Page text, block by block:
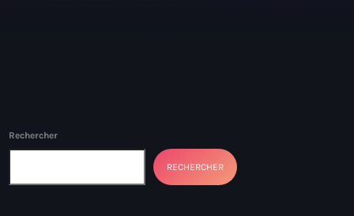
Rechercher
RECHERCHER